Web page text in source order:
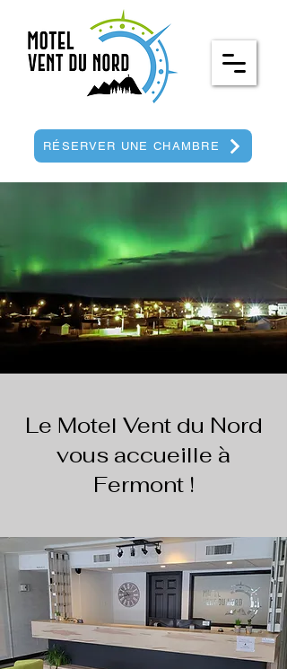
RÉSERVER UNE CHAMBRE
Le Motel Vent du Nord
vous accueille à
Fermont !